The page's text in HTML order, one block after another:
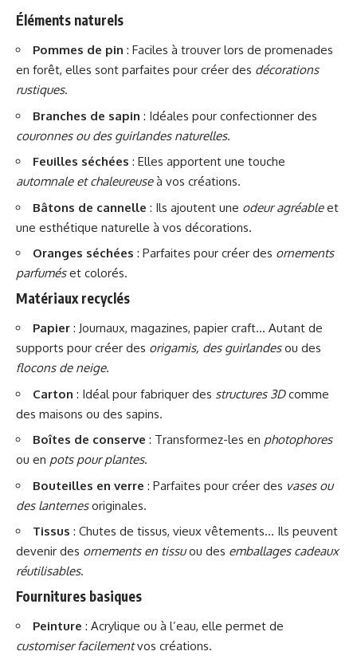
Éléments naturels
Pommes de pin : Faciles à trouver lors de promenades
en forêt, elles sont parfaites pour créer des décorations
rustiques.
Branches de sapin : Idéales pour confectionner des
couronnes ou des guirlandes naturelles.
Feuilles séchées : Elles apportent une touche
automnale et chaleureuseà vos créations.
Bâtons de cannelle : Ils ajoutent une odeur agréableet
une esthétique naturelle à vos décorations.
Oranges séchées : Parfaites pour créer des ornements
parfuméset colorés.
Matériaux recyclés
Papier : Journaux, magazines, papier craft… Autant de
supports pour créer des origamis, des guirlandesou des
flocons de neige.
Carton : Idéal pour fabriquer des structures 3Dcomme
des maisons ou des sapins.
Boîtes de conserve : Transformez-les en photophores
ou en pots pour plantes.
Bouteilles en verre : Parfaites pour créer des vases ou
des lanternesoriginales.
Tissus : Chutes de tissus, vieux vêtements… Ils peuvent
devenir des ornements en tissuou des emballages cadeaux
réutilisables.
Fournitures basiques
Peinture : Acrylique ou à l’eau, elle permet de
customiser facilementvos créations.